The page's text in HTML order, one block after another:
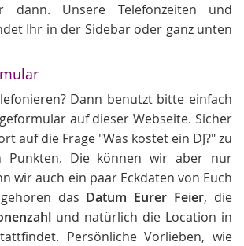
dann. Unsere Telefonzeiten und
Ihr in der Sidebar oder ganz unten
Dann benutzt bitte einfach
auf dieser Webseite. Sicher
auf die Frage "Was kostet ein DJ?" zu
Punkten. Die können wir aber nur
wir auch ein paar Eckdaten von Euch
das Datum Eurer Feier, die
und natürlich die Location in
Persönliche Vorlieben, wie